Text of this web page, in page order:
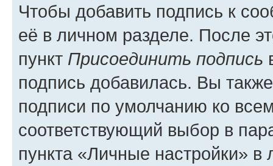
Чтобы добавить подпись к
её в личном разделе. После
пункт Присоединить подпись
подпись добавилась. Вы
подписи по умолчанию ко
соответствующий выбор в
пункта «Личные настройки»